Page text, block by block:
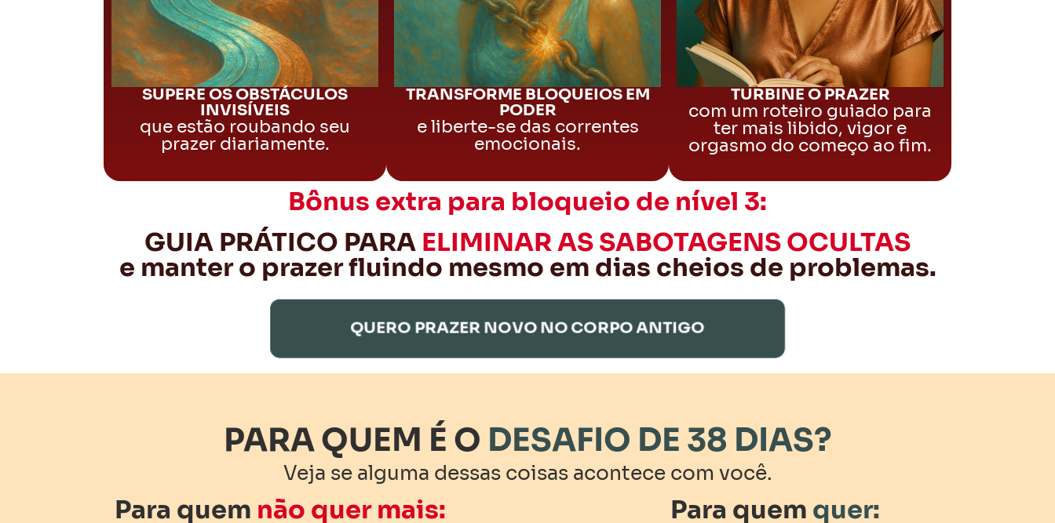
SUPERE OS OBSTÁCULOS
INVISÍVEIS
que estão roubando seu
prazer diariamente.
TRANSFORME BLOQUEIOS EM
PODER
e liberte-se das correntes
emocionais.
TURBINE O PRAZER
com um roteiro guiado para
ter mais libido, vigor e
orgasmo do começo ao fim.
Bônus extra para bloqueio de nível 3:
GUIA PRÁTICO PARA ELIMINAR AS SABOTAGENS OCULTAS
e manter o prazer fluindo mesmo em dias cheios de problemas.
QUERO PRAZER NOVO NO CORPO ANTIGO
PARA QUEM É O DESAFIO DE 38 DIAS?
Veja se alguma dessas coisas acontece com você.
Para quem não quer mais: Para quem quer: